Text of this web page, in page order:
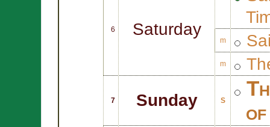
6 Saturday
m
m
7 Sunday S